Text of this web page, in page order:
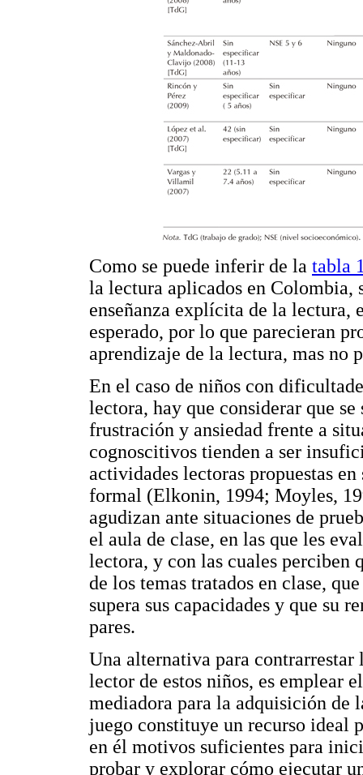
Como se puede inferir de la tabla
la lectura aplicados en Colombia,
enseñanza explícita de la lectura,
esperado, por lo que parecieran
aprendizaje de la lectura, mas no
En el caso de niños con
lectora, hay que considerar que
frustración y ansiedad frente a
cognoscitivos tienden a ser
actividades lectoras propuestas
formal (Elkonin, 1994; Moyles,
agudizan ante situaciones de
el aula de clase, en las que les
lectora, y con las cuales perciben
de los temas tratados en clase,
supera sus capacidades y que su
pares.
Una alternativa para
lector de estos niños, es emplear
mediadora para la adquisición de
juego constituye un recurso ideal
en él motivos suficientes para
probar y explorar cómo ejecutar